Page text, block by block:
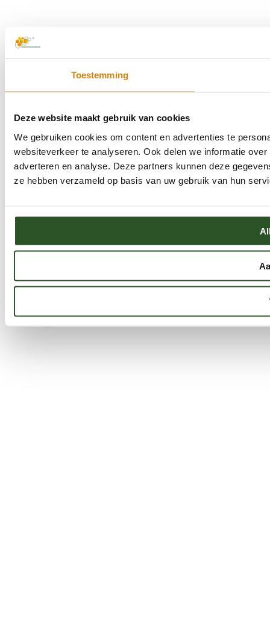
Toestemming
Deze website maakt gebruik van cookies
We gebruiken cookies om content en advertenties te
websiteverkeer te analyseren. Ook delen we informatie
adverteren en analyse. Deze partners kunnen deze
ze hebben verzameld op basis van uw gebruik van hun